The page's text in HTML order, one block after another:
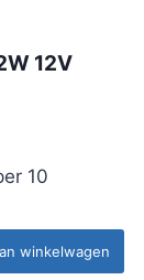
12V
10
winkelwagen